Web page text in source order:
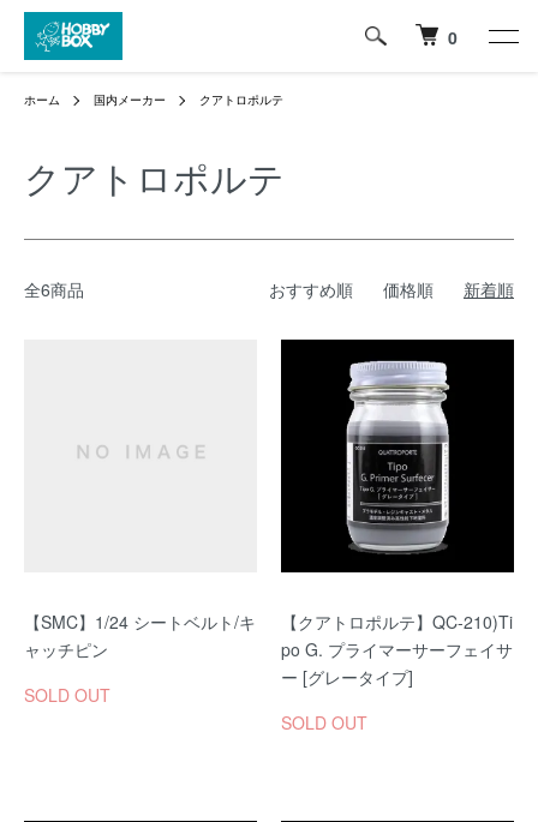
0
ホーム 国内メーカー クアトロポルテ
クアトロポルテ
全6商品 おすすめ順 価格順 新着順
【SMC】1/24 シートベルト/キ
ャッチピン
SOLD OUT
【クアトロポルテ】QC-210)Ti
po G. プライマーサーフェイサ
ー [グレータイプ]
SOLD OUT